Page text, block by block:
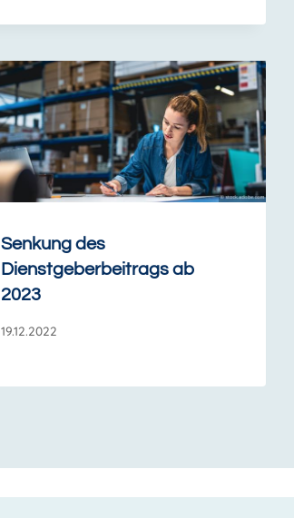
Senkung des
Dienstgeberbeitrags ab
2023
19.12.2022